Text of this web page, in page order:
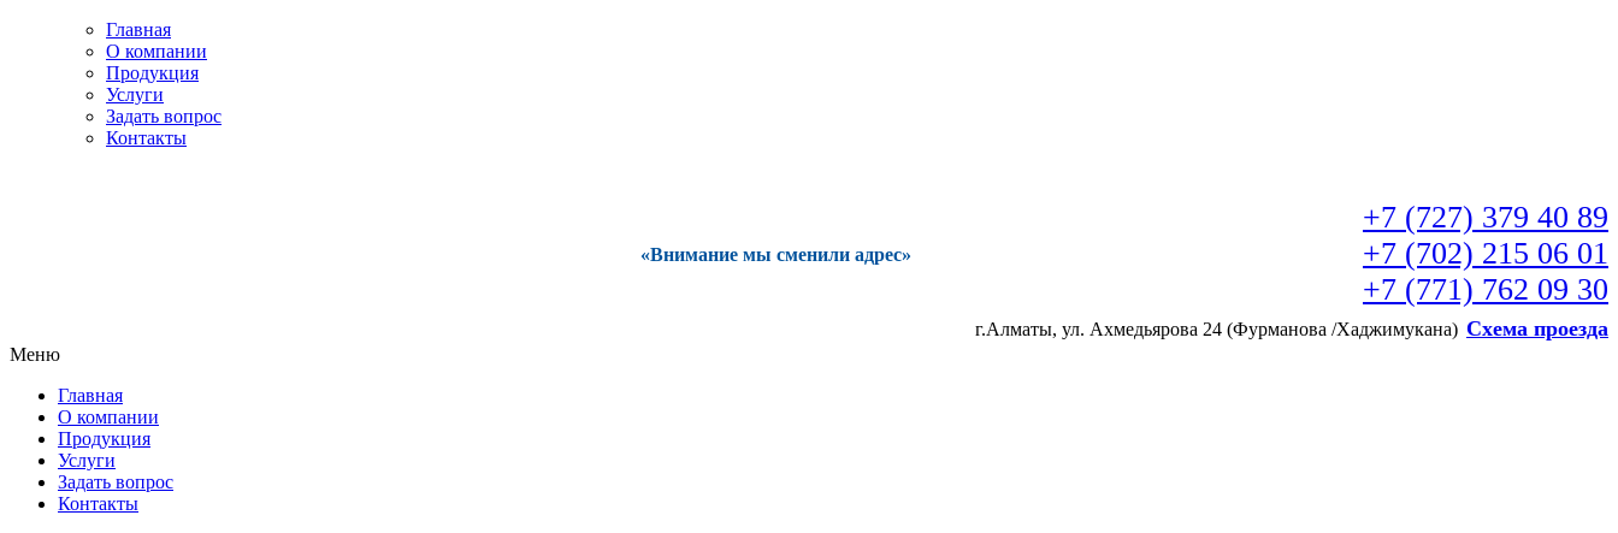
Главная
О компании
Продукция
Услуги
​Задать вопрос
Контакты
«Внимание мы сменили адрес»
+7 (727) 379 40 89
+7 (702) 215 06 01
+7 (771) 762 09 30
г.Алматы, ул. Ахмедьярова 24 (Фурманова /Хаджимукана) Схема проезда
Меню
Главная
О компании
Продукция
Услуги
​Задать вопрос
Контакты